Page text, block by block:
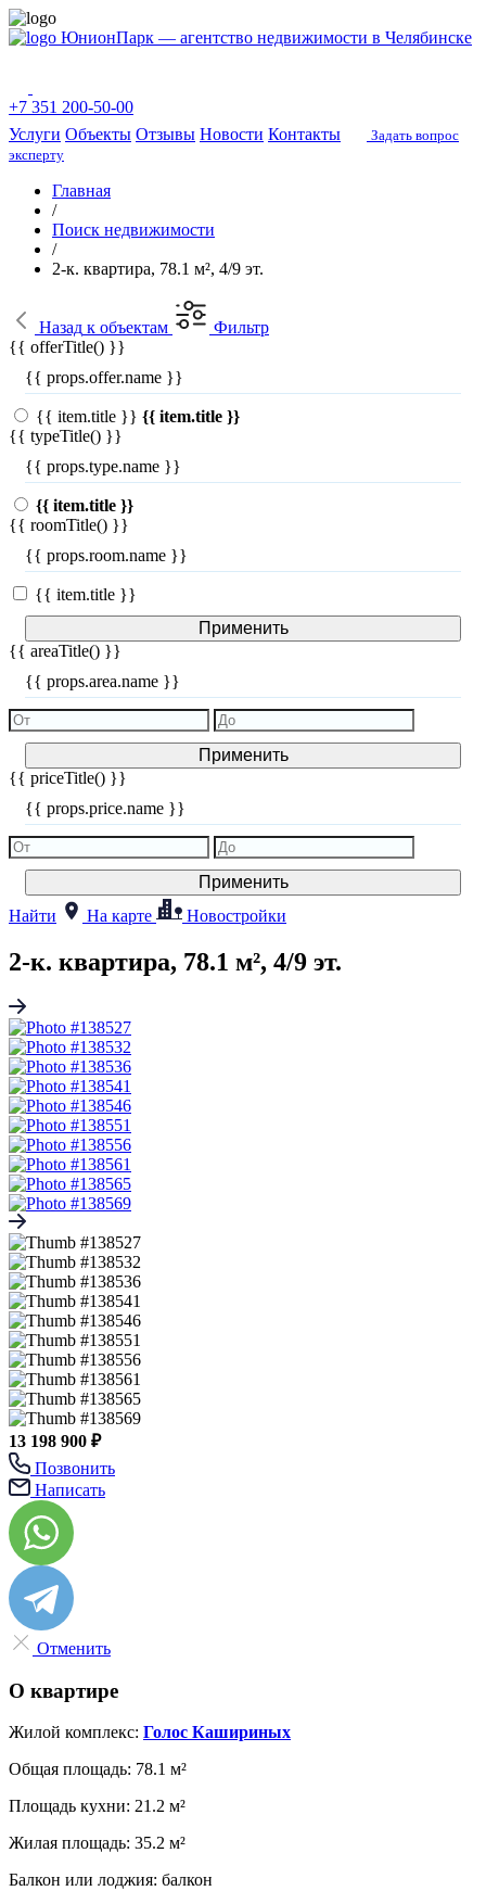
ЮнионПарк — агентство недвижимости в Челябинске
+7 351 200-50-00
Услуги Объекты Отзывы Новости Контакты
Задать вопрос
эксперту
Главная
/
Поиск недвижимости
/
2-к. квартира, 78.1 м², 4/9 эт.
Назад к объектам
Фильтр
{{ offerTitle() }}
{{ props.offer.name }}
{{ item.title }} {{ item.title }}
{{ typeTitle() }}
{{ props.type.name }}
{{ item.title }}
{{ roomTitle() }}
{{ props.room.name }}
{{ item.title }}
Применить
{{ areaTitle() }}
{{ props.area.name }}
Применить
{{ priceTitle() }}
{{ props.price.name }}
Применить
Найти
На карте Новостройки
2-к. квартира, 78.1 м², 4/9 эт.
13 198 900 ₽
Позвонить
Написать
Отменить
О квартире
Жилой комплекс: Голос Кашириных
Общая площадь: 78.1 м²
Площадь кухни: 21.2 м²
Жилая площадь: 35.2 м²
Балкон или лоджия: балкон